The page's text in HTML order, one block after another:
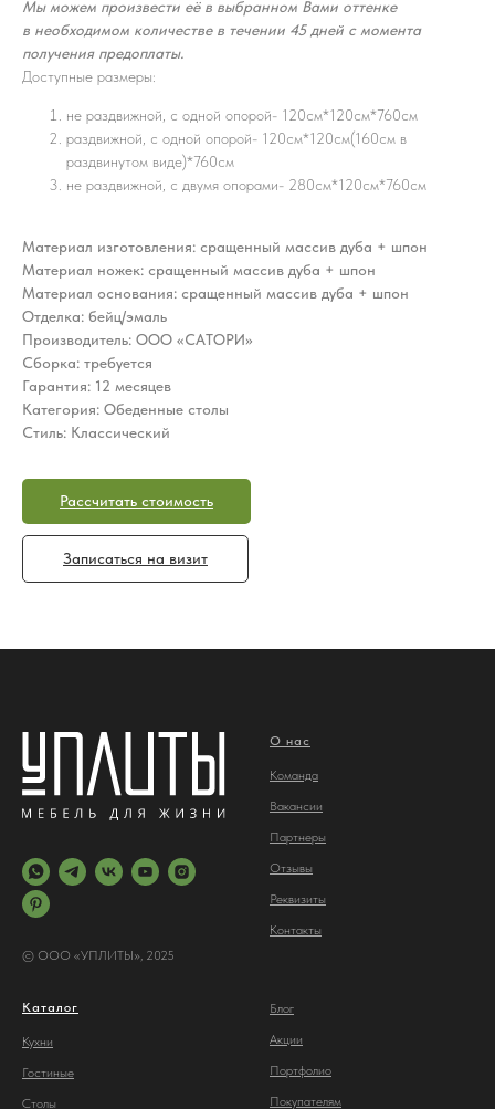
Мы можем произвести её в выбранном Вами оттенке
в необходимом количестве в течении 45 дней с момента
получения предоплаты.
Доступные размеры:
не раздвижной, с одной опорой- 120см*120см*760см
раздвижной, с одной опорой- 120см*120см(160см в
раздвинутом виде)*760см
не раздвижной, с двумя опорами- 280см*120см*760см
Материал изготовления: сращенный массив дуба + шпон
Материал ножек: сращенный массив дуба + шпон
Материал основания: сращенный массив дуба + шпон
Отделка: бейц/эмаль
Производитель: ООО «САТОРИ»
Сборка: требуется
Гарантия: 12 месяцев
Категория: Обеденные столы
Стиль: Классический
Рассчитать стоимость
Записаться на визит
© ООО «УПЛИТЫ», 2025
О нас
Команда
Вакансии
Партнеры
Отзывы
Реквизиты
Контакты
Каталог
Кухни
Гостиные
Столы
Блог
Акции
Портфолио
Покупателям